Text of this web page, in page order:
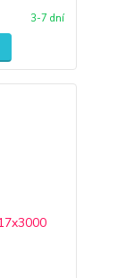
3-7 dní